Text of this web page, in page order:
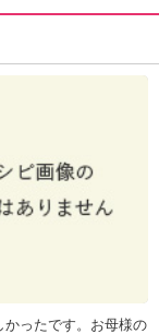
かったです。お母様の